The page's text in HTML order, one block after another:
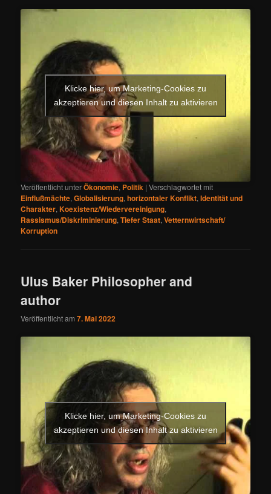
Klicke hier, um Marketing-Cookies zu
akzeptieren und diesen Inhalt zu aktivieren
Veröffentlicht unterÖkonomie, Politik |Verschlagwortet mit
Einflußmächte,Globalisierung,horizontaler Konflikt,Identität und
Charakter,Koexistenz/Wiedervereinigung,
Rassismus/Diskriminierung,Tiefer Staat,Vetternwirtschaft/
Korruption
Ulus Baker Philosopher and
author
Veröffentlicht am7. Mai 2022
Klicke hier, um Marketing-Cookies zu
akzeptieren und diesen Inhalt zu aktivieren